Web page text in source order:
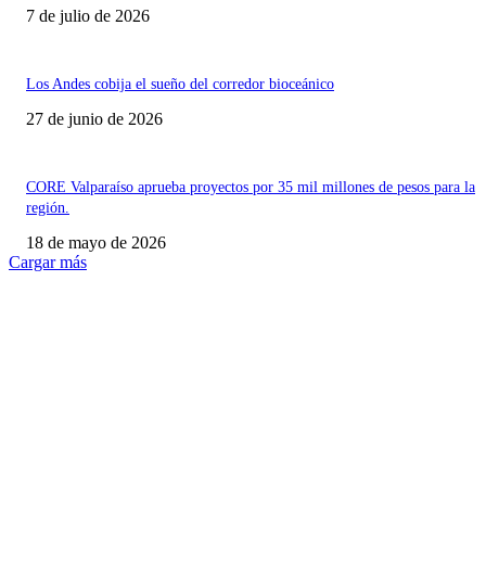
7 de julio de 2026
Los Andes cobija el sueño del corredor bioceánico
27 de junio de 2026
CORE Valparaíso aprueba proyectos por 35 mil millones de pesos para la
región.
18 de mayo de 2026
Cargar más